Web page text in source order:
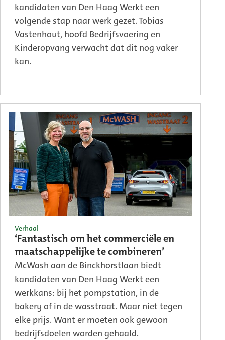
kandidaten van Den Haag Werkt een
volgende stap naar werk gezet. Tobias
Vastenhout, hoofd Bedrijfsvoering en
Kinderopvang verwacht dat dit nog vaker
kan.
‘Fantastisch om het commerciële en
maatschappelijke te combineren’
Verhaal
McWash aan de Binckhorstlaan biedt
kandidaten van Den Haag Werkt een
werkkans: bij het pompstation, in de
bakery of in de wasstraat. Maar niet tegen
elke prijs. Want er moeten ook gewoon
bedrijfsdoelen worden gehaald.